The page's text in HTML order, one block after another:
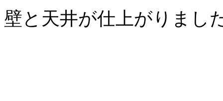
壁と天井が仕上がりまし